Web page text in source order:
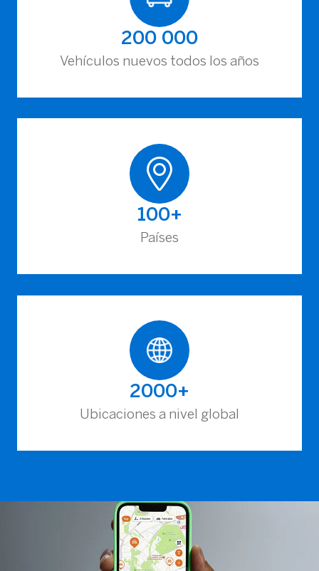
200 000
Vehículos nuevos todos los años
100+
Países
2000+
Ubicaciones a nivel global